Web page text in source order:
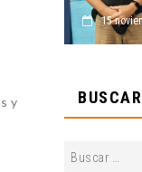
y BUSCAR